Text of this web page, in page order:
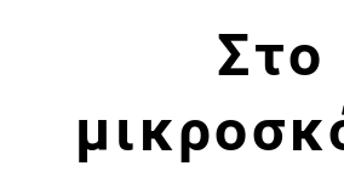
Στο